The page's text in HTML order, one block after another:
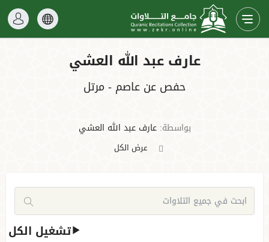
عارف عبد الله العشي
حفص عن عاصم - مرتل
بواسطة:عارف عبد الله العشي
عرض الكل
تشغيل الكل